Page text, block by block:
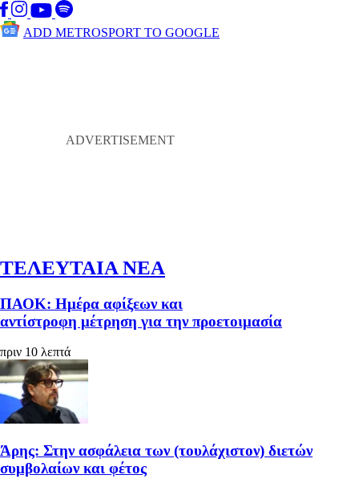
ADD METROSPORT TO GOOGLE
ΤΕΛΕΥΤΑΙΑ ΝΕΑ
ΠΑΟΚ: Ημέρα αφίξεων και
αντίστροφη μέτρηση για την προετοιμασία
πριν 10 λεπτά
Άρης: Στην ασφάλεια των (τουλάχιστον) διετών
συμβολαίων και φέτος